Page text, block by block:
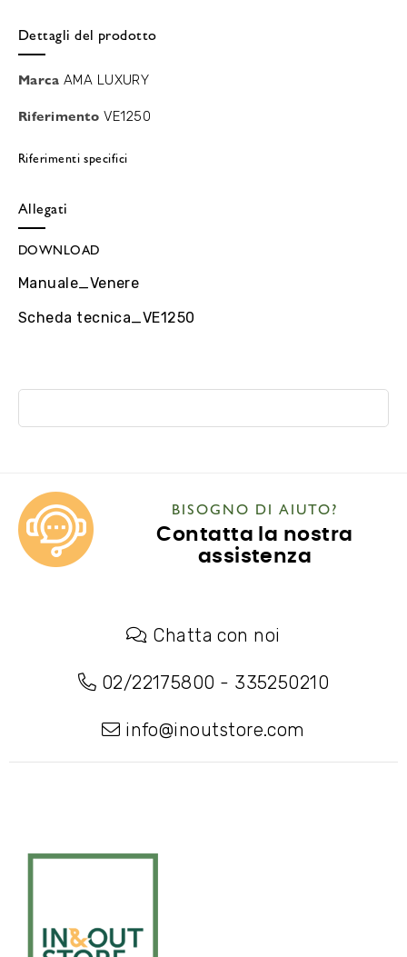
Dettagli del prodotto
Marca AMA LUXURY
Riferimento VE1250
Riferimenti specifici
Allegati
DOWNLOAD
Manuale_Venere
Scheda tecnica_VE1250
BISOGNO DI AIUTO?
Contatta la nostra
assistenza
Chatta con noi
02/22175800 - 335250210
info@inoutstore.com